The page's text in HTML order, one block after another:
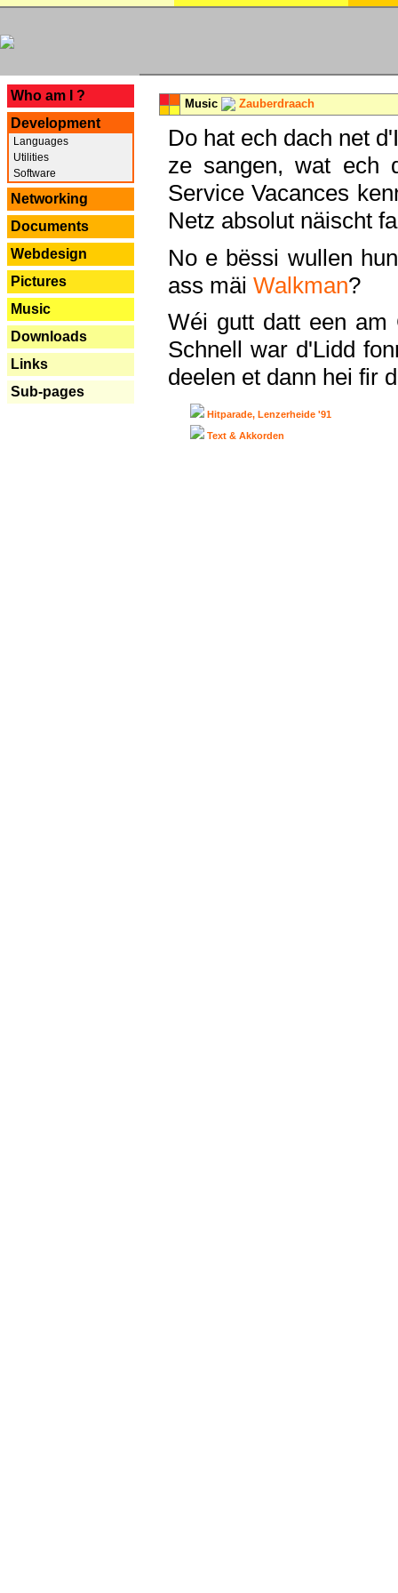
Who am I ?
Development
Languages
Utilities
Software
Networking
Documents
Webdesign
Pictures
Music
Downloads
Links
Sub-pages
Music Zauberdraach
Do hat ech dach net
ze sangen, wat ech
Service Vacances
Netz absolut näischt
No e bëssi wullen
ass mäi Walkman?
Wéi gutt datt een am
Schnell war d'Lidd
deelen et dann hei fir
Hitparade, Lenzerheide '91
Text & Akkorden